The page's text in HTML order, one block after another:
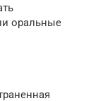
оральные